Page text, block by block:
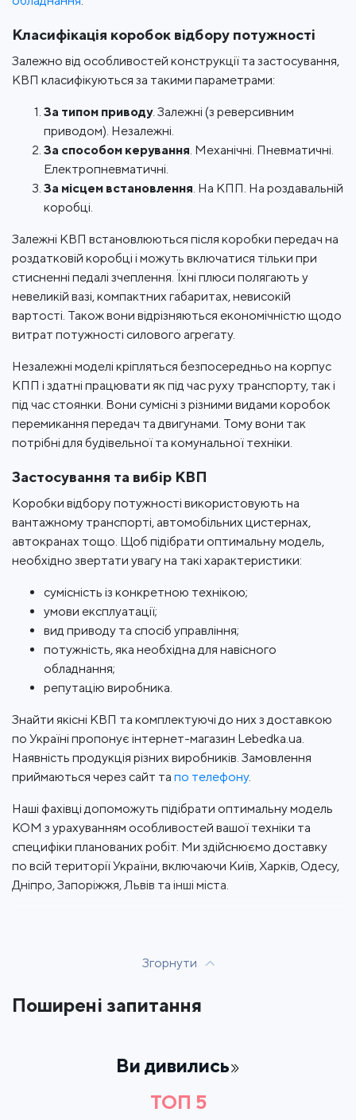
Класифікація коробок відбору потужності
Залежно від особливостей конструкції та застосування,
КВП класифікуються за такими параметрами:
За типом приводу. Залежні (з реверсивним
приводом). Незалежні.
За способом керування. Механічні. Пневматичні.
Електропневматичні.
За місцем встановлення. На КПП. На роздавальній
коробці.
Залежні КВП встановлюються після коробки передач на
роздатковій коробці і можуть включатися тільки при
стисненні педалі зчеплення. Їхні плюси полягають у
невеликій вазі, компактних габаритах, невисокій
вартості. Також вони відрізняються економічністю щодо
витрат потужності силового агрегату.
Незалежні моделі кріпляться безпосередньо на корпус
КПП і здатні працювати як під час руху транспорту, так і
під час стоянки. Вони сумісні з різними видами коробок
перемикання передач та двигунами. Тому вони так
потрібні для будівельної та комунальної техніки.
Застосування та вибір КВП
Коробки відбору потужності використовують на
вантажному транспорті, автомобільних цистернах,
автокранах тощо. Щоб підібрати оптимальну модель,
необхідно звертати увагу на такі характеристики:
сумісність із конкретною технікою;
умови експлуатації;
вид приводу та спосіб управління;
потужність, яка необхідна для навісного
обладнання;
репутацію виробника.
Знайти якісні КВП та комплектуючі до них з доставкою
по Україні пропонує інтернет-магазин Lebedka.ua.
Наявність продукція різних виробників. Замовлення
приймаються через сайт та по телефону.
Наші фахівці допоможуть підібрати оптимальну модель
КОМ з урахуванням особливостей вашої техніки та
специфіки планованих робіт. Ми здійснюємо доставку
по всій території України, включаючи Київ, Харків, Одесу,
Дніпро, Запоріжжя, Львів та інші міста.
Згорнути
Поширені запитання
Ви дивились
ТОП 5